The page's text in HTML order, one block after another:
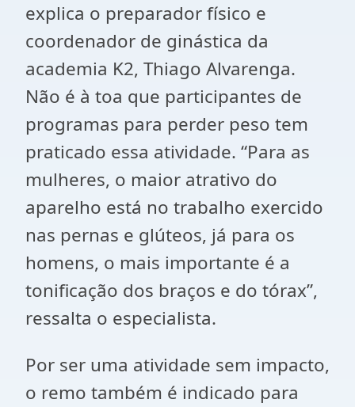
explica o preparador físico e
coordenador de ginástica da
academia K2, Thiago Alvarenga.
Não é à toa que participantes de
programas para perder peso tem
praticado essa atividade. “Para as
mulheres, o maior atrativo do
aparelho está no trabalho exercido
nas pernas e glúteos, já para os
homens, o mais importante é a
tonificação dos braços e do tórax”,
ressalta o especialista.
Por ser uma atividade sem impacto,
o remo também é indicado para